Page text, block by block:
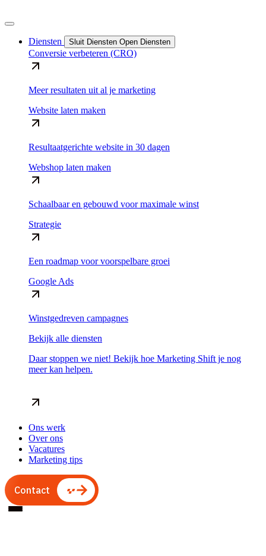
Diensten Sluit Diensten Open Diensten
Conversie verbeteren (CRO)
Meer resultaten uit al je marketing
Website laten maken
Resultaatgerichte website in 30 dagen
Webshop laten maken
Schaalbaar en gebouwd voor maximale winst
Strategie
Een roadmap voor voorspelbare groei
Google Ads
Winstgedreven campagnes
Bekijk alle diensten
Daar stoppen we niet! Bekijk hoe Marketing Shift je nog
meer kan helpen.
Ons werk
Over ons
Vacatures
Marketing tips
Contact